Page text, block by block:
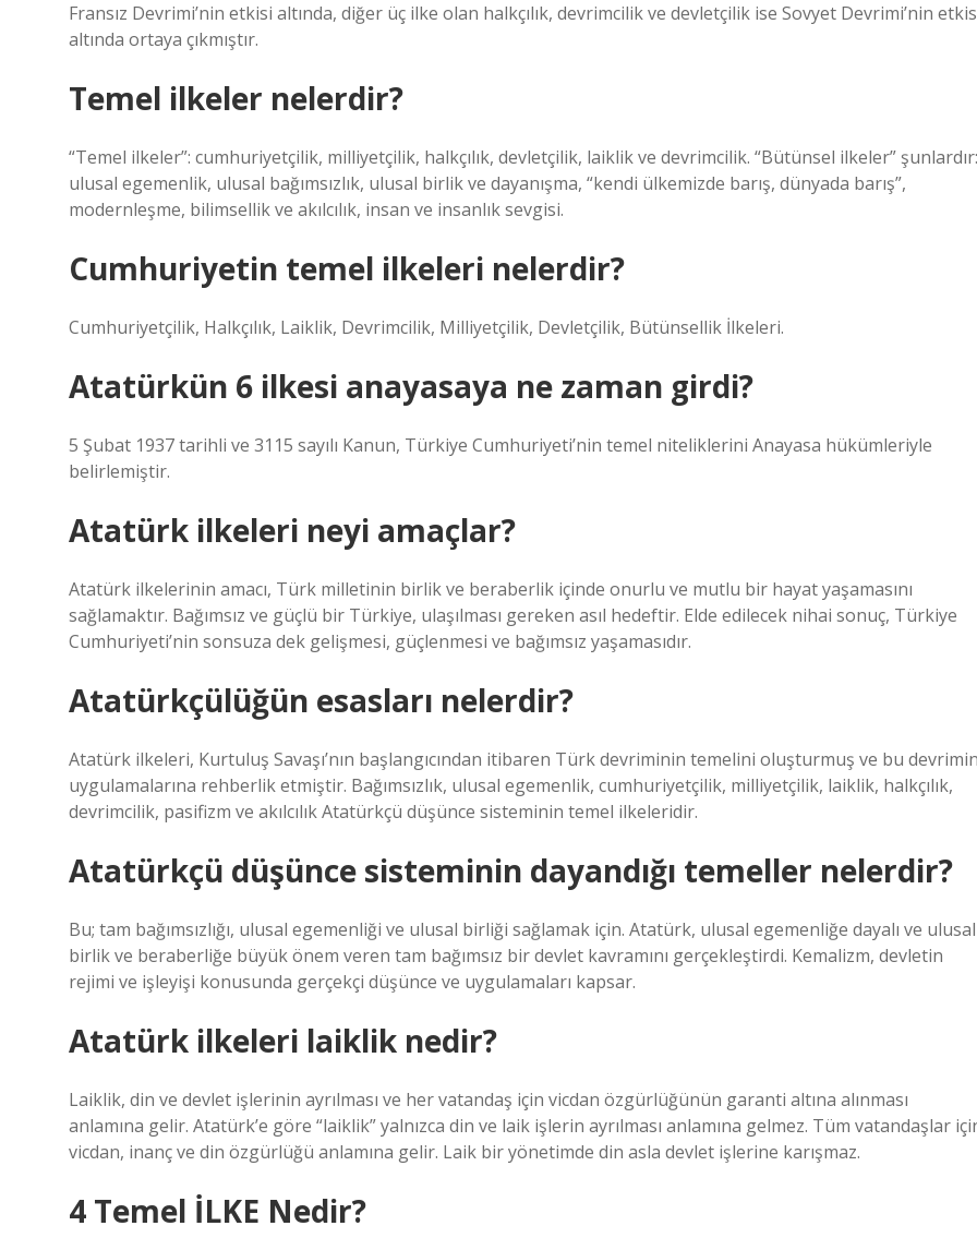
Fransız Devrimi’nin etkisi altında, diğer üç ilke olan halkçılık, devrimcilik ve devletçilik ise Sovyet Devrimi’nin
altında ortaya çıkmıştır.
Temel ilkeler nelerdir?
“Temel ilkeler”: cumhuriyetçilik, milliyetçilik, halkçılık, devletçilik, laiklik ve devrimcilik. “Bütünsel ilkeler” şunlardır:
ulusal egemenlik, ulusal bağımsızlık, ulusal birlik ve dayanışma, “kendi ülkemizde barış, dünyada barış”,
modernleşme, bilimsellik ve akılcılık, insan ve insanlık sevgisi.
Cumhuriyetin temel ilkeleri nelerdir?
Cumhuriyetçilik, Halkçılık, Laiklik, Devrimcilik, Milliyetçilik, Devletçilik, Bütünsellik İlkeleri.
Atatürkün 6 ilkesi anayasaya ne zaman girdi?
5 Şubat 1937 tarihli ve 3115 sayılı Kanun, Türkiye Cumhuriyeti’nin temel niteliklerini Anayasa hükümleriyle
belirlemiştir.
Atatürk ilkeleri neyi amaçlar?
Atatürk ilkelerinin amacı, Türk milletinin birlik ve beraberlik içinde onurlu ve mutlu bir hayat yaşamasını
sağlamaktır. Bağımsız ve güçlü bir Türkiye, ulaşılması gereken asıl hedeftir. Elde edilecek nihai sonuç, Türkiye
Cumhuriyeti’nin sonsuza dek gelişmesi, güçlenmesi ve bağımsız yaşamasıdır.
Atatürkçülüğün esasları nelerdir?
Atatürk ilkeleri, Kurtuluş Savaşı’nın başlangıcından itibaren Türk devriminin temelini oluşturmuş ve bu devrimin
uygulamalarına rehberlik etmiştir. Bağımsızlık, ulusal egemenlik, cumhuriyetçilik, milliyetçilik, laiklik, halkçılık,
devrimcilik, pasifizm ve akılcılık Atatürkçü düşünce sisteminin temel ilkeleridir.
Atatürkçü düşünce sisteminin dayandığı temeller nelerdir?
Bu; tam bağımsızlığı, ulusal egemenliği ve ulusal birliği sağlamak için. Atatürk, ulusal egemenliğe dayalı ve ulusal
birlik ve beraberliğe büyük önem veren tam bağımsız bir devlet kavramını gerçekleştirdi. Kemalizm, devletin
rejimi ve işleyişi konusunda gerçekçi düşünce ve uygulamaları kapsar.
Atatürk ilkeleri laiklik nedir?
Laiklik, din ve devlet işlerinin ayrılması ve her vatandaş için vicdan özgürlüğünün garanti altına alınması
anlamına gelir. Atatürk’e göre “laiklik” yalnızca din ve laik işlerin ayrılması anlamına gelmez. Tüm vatandaşlar
vicdan, inanç ve din özgürlüğü anlamına gelir. Laik bir yönetimde din asla devlet işlerine karışmaz.
4 Temel İLKE Nedir?